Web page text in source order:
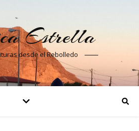
Estrella
desde el Rebolledo